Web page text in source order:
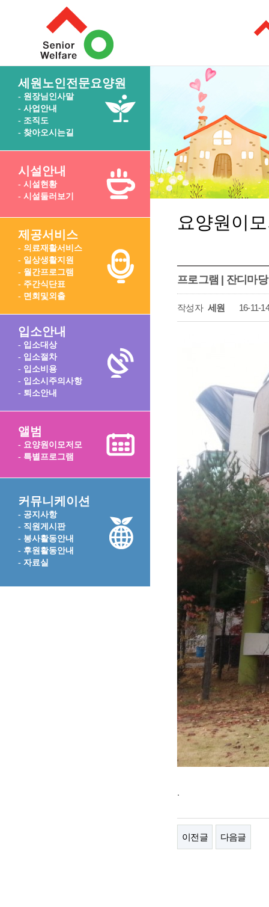
세원노인전문요양원
- 원장님인사말
- 사업안내
- 조직도
- 찾아오시는길
시설안내
- 시설현황
- 시설둘러보기
제공서비스
- 의료재활서비스
- 일상생활지원
- 월간프로그램
- 주간식단표
- 면회및외출
입소안내
- 입소대상
- 입소절차
- 입소비용
- 입소시주의사항
- 퇴소안내
앨범
- 요양원이모저모
- 특별프로그램
커뮤니케이션
- 공지사항
- 직원게시판
- 봉사활동안내
- 후원활동안내
- 자료실
요양원이
프로그램 | 잔디마
작성자 세원 16-11-
.
이전글 다음글